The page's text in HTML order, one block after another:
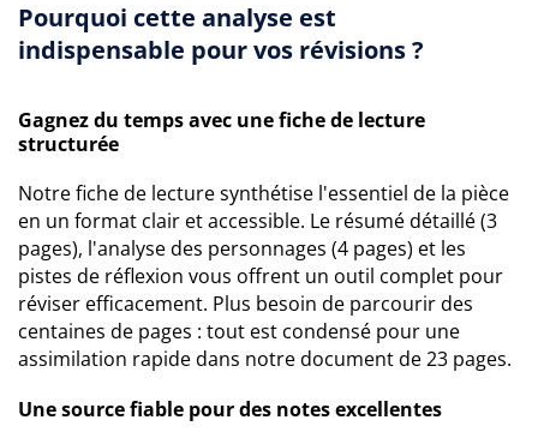
Pourquoi cette analyse est
indispensable pour vos révisions ?
Gagnez du temps avec une fiche de lecture
structurée
Notre fiche de lecture synthétise l'essentiel de la pièce
en un format clair et accessible. Le résumé détaillé (3
pages), l'analyse des personnages (4 pages) et les
pistes de réflexion vous offrent un outil complet pour
réviser efficacement. Plus besoin de parcourir des
centaines de pages : tout est condensé pour une
assimilation rapide dans notre document de 23 pages.
Une source fiable pour des notes excellentes